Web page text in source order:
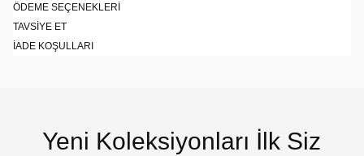
ÖDEME SEÇENEKLERI
TAVSIYE ET
İADE KOŞULLARI
Yeni Koleksiyonları İlk Siz